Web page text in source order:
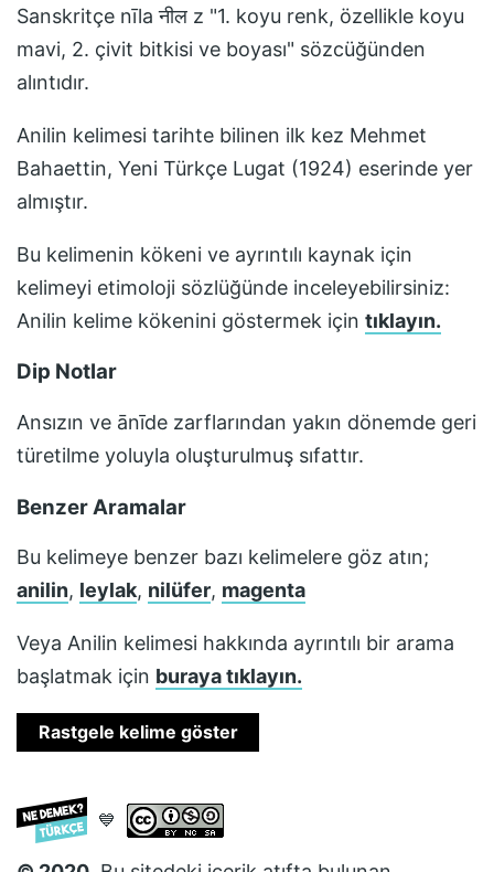
Sanskritçe nīla नील z "1. koyu renk, özellikle koyu
mavi, 2. çivit bitkisi ve boyası" sözcüğünden
alıntıdır.
Anilin kelimesi tarihte bilinen ilk kez Mehmet
Bahaettin, Yeni Türkçe Lugat (1924) eserinde yer
almıştır.
Bu kelimenin kökeni ve ayrıntılı kaynak için
kelimeyi etimoloji sözlüğünde inceleyebilirsiniz:
Anilin kelime kökenini göstermek için tıklayın.
Dip Notlar
Ansızın ve ānīde zarflarından yakın dönemde geri
türetilme yoluyla oluşturulmuş sıfattır.
Benzer Aramalar
Bu kelimeye benzer bazı kelimelere göz atın;
anilin, leylak, nilüfer, magenta
Veya Anilin kelimesi hakkında ayrıntılı bir arama
başlatmak için buraya tıklayın.
Rastgele kelime göster
💙